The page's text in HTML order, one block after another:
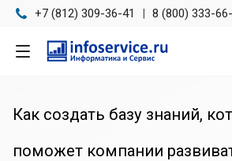
+7 (812) 309-36-41 | 8 (800) 333-
Как создать базу знаний,
поможет компании